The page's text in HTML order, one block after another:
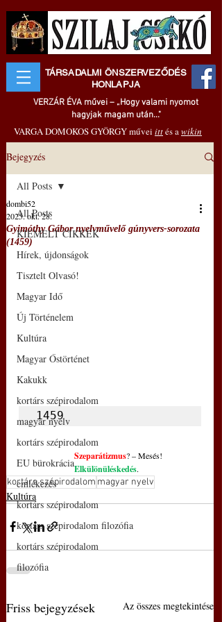
TÁRSADALMI ÖNSZERVEZŐDÉS
HONLAPJA
VERZÁR ÉVA művei – „Hogy valami nyomot
hagyjak magam után..."
VARGA DOMOKOS GYÖRGY művei ittés awikin
Bejegyzés
All Posts
KIEMELT CIKKEK
Hírek, újdonságok
Tisztelt Olvasó!
Magyar Idő
Új Történelem
Kultúra
Magyar Őstörténet
Kakukk
kortárs szépirodalom
magyar nyelv
kortárs szépirodalom
EU bürokrácia
emlékezés
kortárs szépirodalom
kortárs szépirodalom filozófia
kortárs szépirodalom
filozófia
All Posts
Gyimóthy Gábor nyelvművelő gúnyvers-sorozata
(1459)
dombi52
2025. okt. 28.
1459
Szeparátizmus? – Mesés!
Elkülönüléskedés.
kortárs szépirodalom magyar nyelv
Kultúra
Friss bejegyzések Az összes megtekintése